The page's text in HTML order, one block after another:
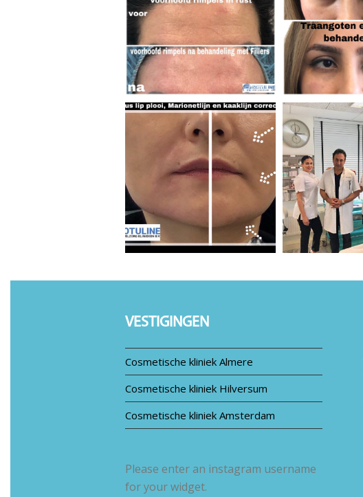
VESTIGINGEN
Cosmetische kliniek Almere
Cosmetische kliniek Hilversum
Cosmetische kliniek Amsterdam
Please enter an instagram username
for your widget.